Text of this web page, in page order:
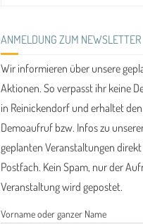
ANMELDUNG ZUM NEWSLETTER
Wir informieren über unsere
Aktionen. So verpasst ihr keine
in Reinickendorf und erhaltet den
Demoaufruf bzw. Infos zu
geplanten Veranstaltungen
Postfach. Kein Spam, nur der
Veranstaltung wird gepostet.
Vorname oder ganzer Name